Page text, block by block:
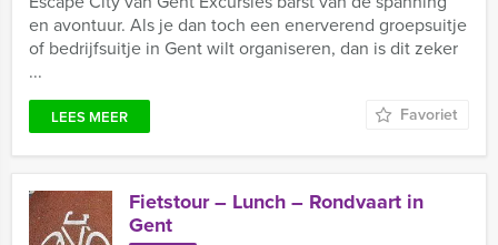
en avontuur. Als je dan toch een enerverend groepsuitje
of bedrijfsuitje in Gent wilt organiseren, dan is dit zeker
...
LEES MEER Favoriet
Fietstour – Lunch – Rondvaart in
Gent